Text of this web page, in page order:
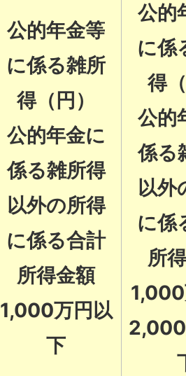
公的年金等
に係る雑所
得（円）
公的年金に
係る雑所得
以外の所得
に係る合計
所得金額
1,000万円以
下
公的
に係
得
公的
係る
以外
に係
所